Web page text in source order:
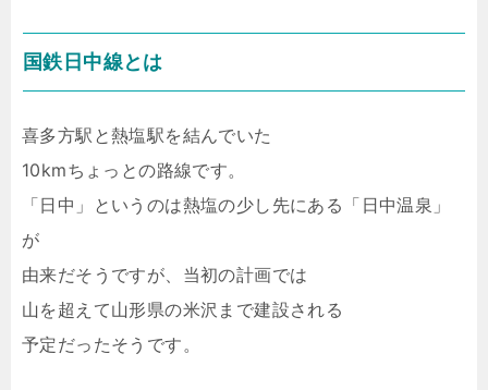
国鉄日中線とは
喜多方駅と熱塩駅を結んでいた
10kmちょっとの路線です。
「日中」というのは熱塩の少し先にある「日中温泉」
が
由来だそうですが、当初の計画では
山を超えて山形県の米沢まで建設される
予定だったそうです。